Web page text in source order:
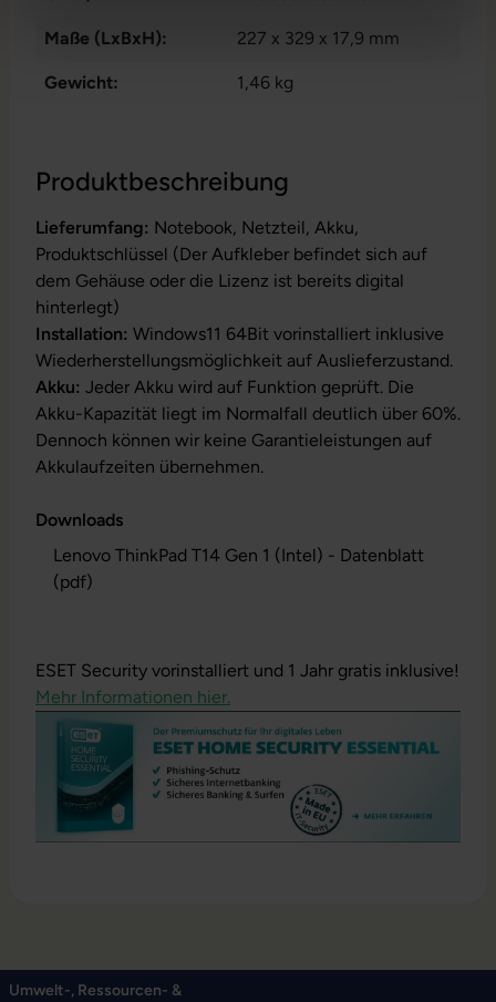
Produktbeschreibung
Lieferumfang: Notebook, Netzteil, Akku,
Produktschlüssel (Der Aufkleber befindet sich auf
dem Gehäuse oder die Lizenz ist bereits digital
hinterlegt)
Installation: Windows11 64Bit vorinstalliert inklusive
Wiederherstellungsmöglichkeit auf Auslieferzustand.
Akku: Jeder Akku wird auf Funktion geprüft. Die
Akku-Kapazität liegt im Normalfall deutlich über 60%.
Dennoch können wir keine Garantieleistungen auf
Akkulaufzeiten übernehmen.
Downloads
Lenovo ThinkPad T14 Gen 1 (Intel) - Datenblatt
(pdf)
ESET Security vorinstalliert und 1 Jahr gratis inklusive!
Mehr Informationen hier.
Maße (LxBxH): 227 x 329 x 17,9 mm
Gewicht: 1,46 kg
Umwelt-, Ressourcen- &